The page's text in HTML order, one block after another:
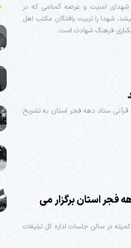
شهدای امنیت و عرصه گمنامی که در
شهدا را تربیت یافتگان مکتب اهل
فرهنگ شهادت است.
قرآنی ستاد دهه فجر استان به تشریح
دهه فجر استان برگزار می
در سالن جلسات اداره کل تبلیغات